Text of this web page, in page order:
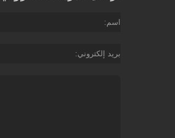
اسم
بريد إلكتروني